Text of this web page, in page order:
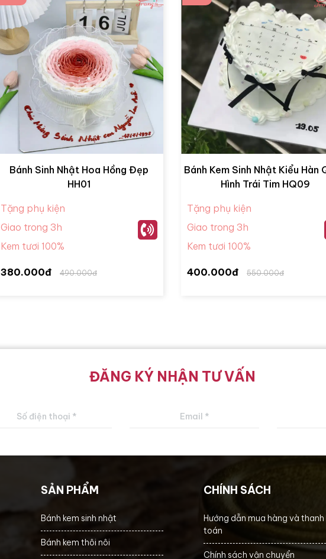
Bánh Sinh Nhật Hoa Hồng Đẹp
HH01
Tặng phụ kiện
Giao trong 3h
Kem tươi 100%
380.000đ 490.000đ
Bánh Kem Sinh Nhật Kiểu Hàn
Hình Trái Tim HQ09
Tặng phụ kiện
Giao trong 3h
Kem tươi 100%
400.000đ 550.000đ
ĐĂNG KÝ NHẬN TƯ VẤN
SẢN PHẨM
Bánh kem sinh nhật
Bánh kem thôi nôi
CHÍNH SÁCH
Hướng dẫn mua hàng và thanh
toán
Chính sách vận chuyển